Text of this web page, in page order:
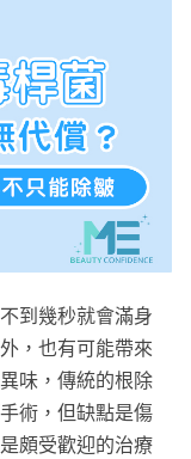
到幾秒就會滿身
，也有可能帶來
味，傳統的根除
術，但缺點是傷
頗受歡迎的治療